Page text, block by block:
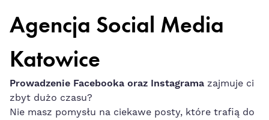
Agencja Social Media
Katowice
Prowadzenie Facebooka oraz Instagrama zajmuje ci
zbyt dużo czasu?
Nie masz pomysłu na ciekawe posty, które trafią do